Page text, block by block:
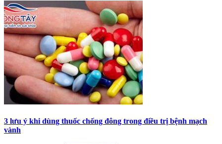
3 lưu ý khi dùng thuốc chống đông trong điều trị bệnh mạch
vành